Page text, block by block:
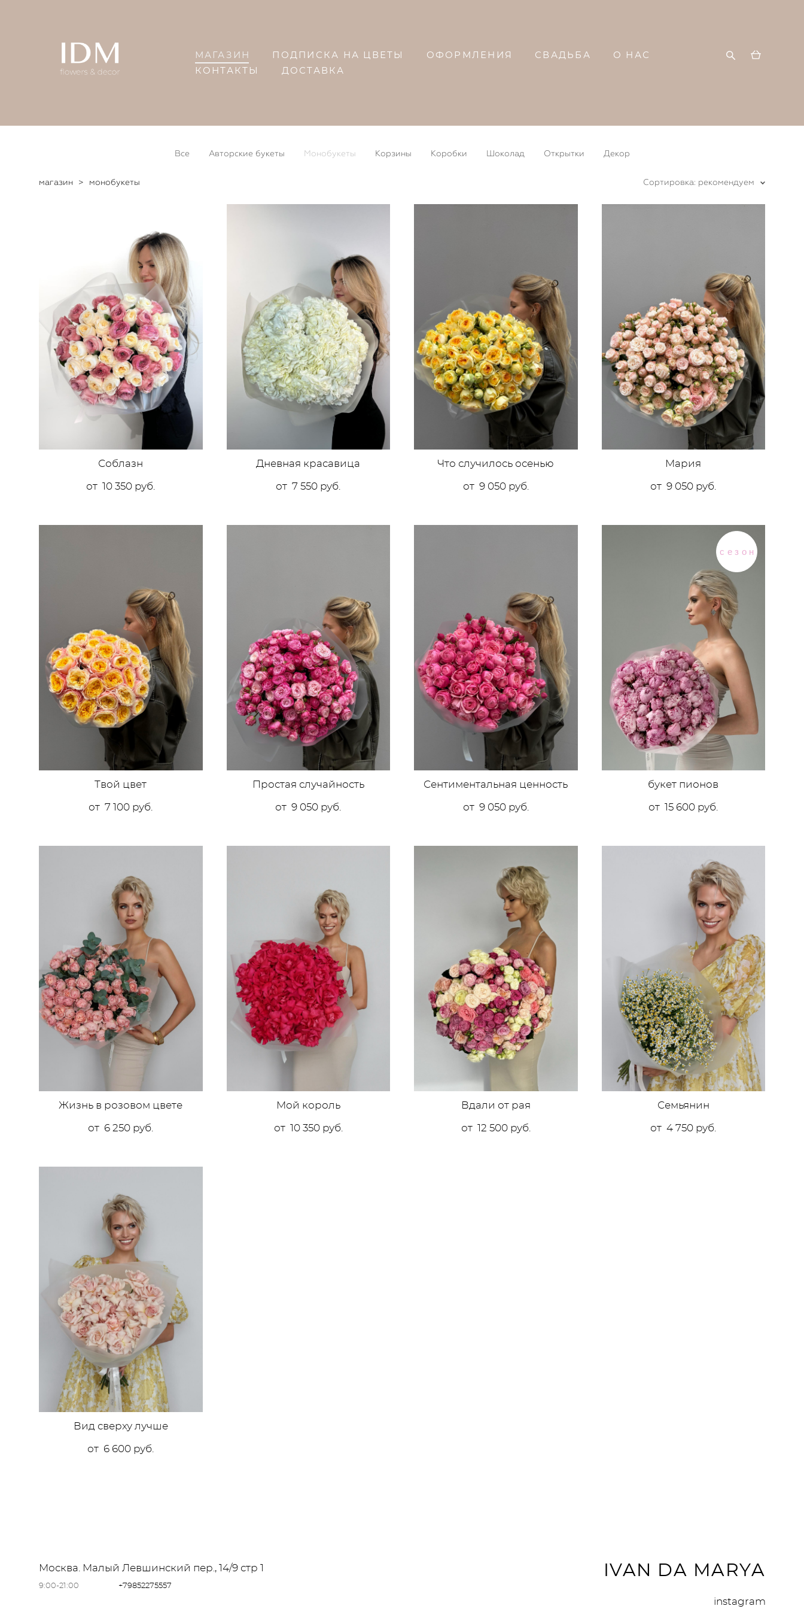
МАГАЗИН ПОДПИСКА НА ЦВЕТЫ ОФОРМЛЕНИЯ СВАДЬБА
О НАС
КОНТАКТЫ
ДОСТАВКА
Все Авторские букеты Монобукеты Корзины Коробки Шоколад Открытки Декор
магазин > монобукеты Сортировка: рекомендуем
Соблазн
от 10 350 pуб.
Дневная красавица
от 7 550 pуб.
Что случилось осенью
от 9 050 pуб.
Мария
от 9 050 pуб.
Твой цвет
от 7 100 pуб.
Простая случайность
от 9 050 pуб.
Сентиментальная ценность
от 9 050 pуб.
сезон
букет пионов
от 15 600 pуб.
Жизнь в розовом цвете
от 6 250 pуб.
Мой король
от 10 350 pуб.
Вдали от рая
от 12 500 pуб.
Семьянин
от 4 750 pуб.
Вид сверху лучше
от 6 600 pуб.
Москва. Малый Левшинский пер., 14/9 стр 1
9:00-21:00 +79852275557
IVAN DA MARYA
instagram